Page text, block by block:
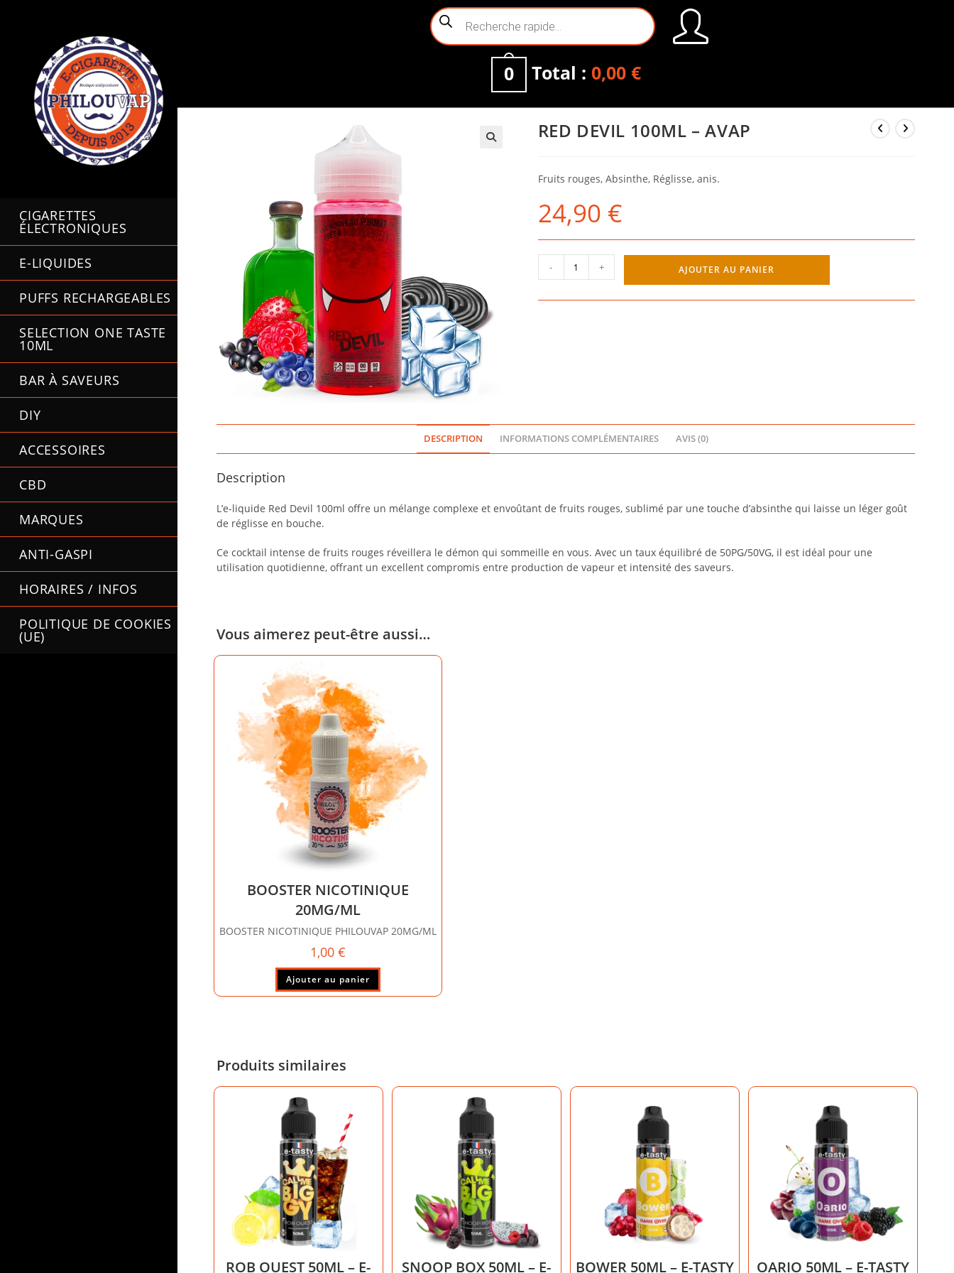
Recherche
de
0 Total : 0,00 €
CIGARETTES
ÉLECTRONIQUES
E-LIQUIDES
PUFFS RECHARGEABLES
SELECTION ONE TASTE
10ML
BAR À SAVEURS
DIY
ACCESSOIRES
CBD
MARQUES
ANTI-GASPI
HORAIRES / INFOS
POLITIQUE DE COOKIES
(UE)
RED DEVIL 100ML – AVAP
Fruits rouges, Absinthe, Réglisse, anis.
24,90 €
quantité
de
- + AJOUTER AU PANIER
DESCRIPTION INFORMATIONS COMPLÉMENTAIRES AVIS (0)
Description
L’e-liquide Red Devil 100ml offre un mélange complexe et envoûtant de fruits rouges, sublimé par une touche d’absinthe qui laisse un léger goût
de réglisse en bouche.
Ce cocktail intense de fruits rouges réveillera le démon qui sommeille en vous. Avec un taux équilibré de 50PG/50VG, il est idéal pour une
utilisation quotidienne, offrant un excellent compromis entre production de vapeur et intensité des saveurs.
Vous aimerez peut-être aussi…
BOOSTER NICOTINIQUE
20MG/ML
BOOSTER NICOTINIQUE PHILOUVAP 20MG/ML
1,00€
Ajouter au panier
Produits similaires
ROB OUEST 50ML – E- SNOOP BOX 50ML – E- BOWER 50ML – E-TASTY OARIO 50ML – E-TASTY